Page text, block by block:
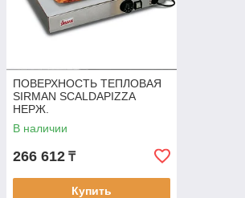
ПОВЕРХНОСТЬ ТЕПЛОВАЯ
SIRMAN SCALDAPIZZA
НЕРЖ.
В наличии
266 612 ₸
Купить